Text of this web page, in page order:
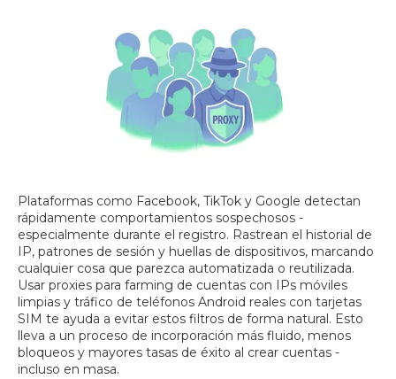
Plataformas como Facebook, TikTok y Google detectan
rápidamente comportamientos sospechosos -
especialmente durante el registro. Rastrean el historial de
IP, patrones de sesión y huellas de dispositivos, marcando
cualquier cosa que parezca automatizada o reutilizada.
Usar proxies para farming de cuentas con IPs móviles
limpias y tráfico de teléfonos Android reales con tarjetas
SIM te ayuda a evitar estos filtros de forma natural. Esto
lleva a un proceso de incorporación más fluido, menos
bloqueos y mayores tasas de éxito al crear cuentas -
incluso en masa.